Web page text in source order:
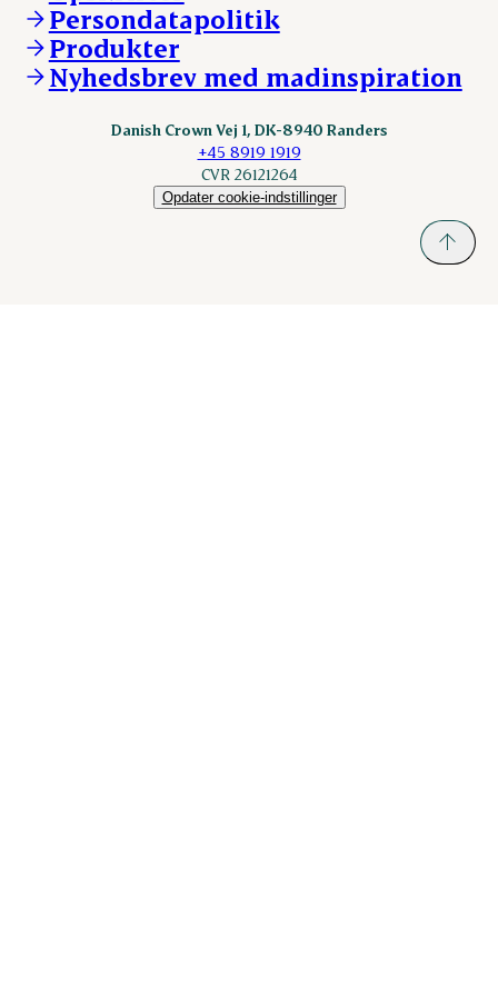
Fonden Dansk Gastronomi
KLS.se
nordicspoor.com
Scanhide.dk
Persondatapolitik
Produkter
Nyhedsbrev med madinspiration
Danish Crown Vej 1, DK-8940 Randers
+45 8919 1919
CVR 26121264
Opdater cookie-indstillinger